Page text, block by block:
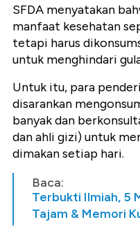
SFDA menyatakan
manfaat kesehatan
tetapi harus
untuk menghindari
Untuk itu, para
disarankan
banyak dan
dan ahli gizi) untuk
dimakan setiap hari.
Baca:
Terbukti Ilmiah, 5
Tajam & Memori